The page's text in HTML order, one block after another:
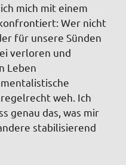
mich mit einem
Wer nicht
für unsere Sünden
verloren und
Leben
weh. Ich
genau das, was mir
stabilisierend